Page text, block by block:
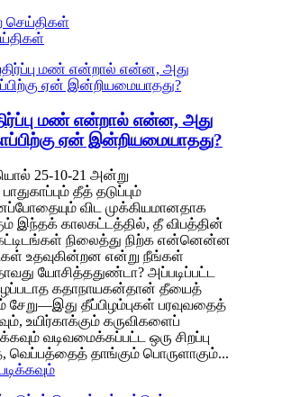
செய்திகள்
மண் என்றால் என்ன, அது
ஏன் இன்றியமையாதது?
25-10-21 அன்று
தீத் தடுப்பும்
விட முக்கியமானதாக
இந்தக் காலகட்டத்தில், தீ விபத்தின்
நிலைத்து நிற்க என்னென்ன
உதவுகின்றன என்று நீங்கள்
யோசித்ததுண்டா? அப்படிப்பட்ட
கதாநாயகன்தான் தீயைத்
சேறு—இது தீப்பிழம்புகள் பரவுவதைத்
உயிர்காக்கும் கருவிகளைப்
வடிவமைக்கப்பட்ட ஒரு சிறப்பு
வெப்பத்தைத் தாங்கும் பொருளாகும்...